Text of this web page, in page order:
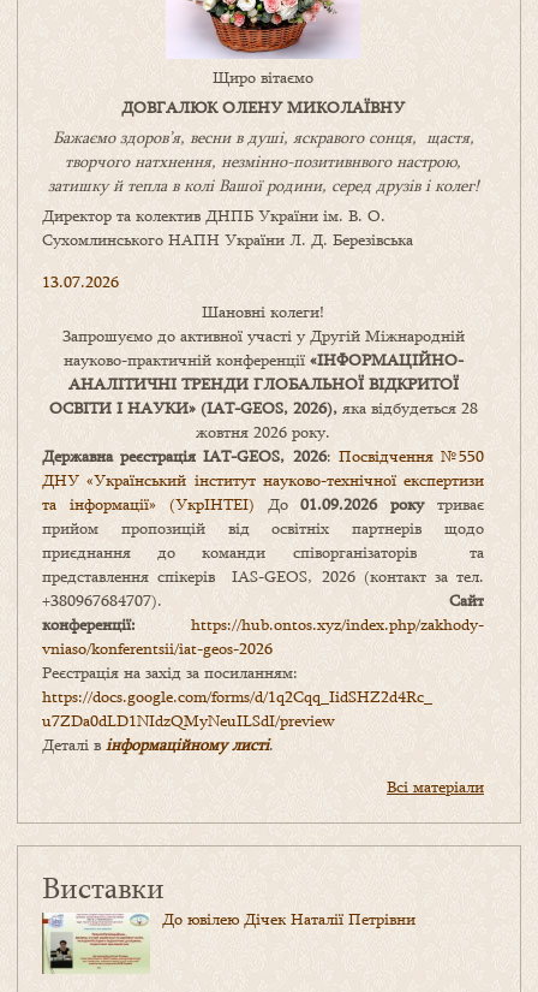
Щиро вітаємо
ДОВГАЛЮК ОЛЕНУ МИКОЛАЇВНУ
Бажаємо здоров’я, весни в душі, яскравого сонця, щастя,
творчого натхнення, незмінно-позитивнвого настрою,
затишкуйтепла в коліВашоїродини, серед друзів і колег!
Директор та колектив ДНПБ України ім. В. О.
Сухомлинського НАПН України Л. Д. Березівська
13.07.2026
Шановні колеги!
Запрошуємо до активної участі у Другій Міжнародній
науково-практичній конференції «ІНФОРМАЦІЙНО-
АНАЛІТИЧНІ ТРЕНДИ ГЛОБАЛЬНОЇ ВІДКРИТОЇ
ОСВІТИ І НАУКИ» (IAT-GEOS, 2026),яка відбудеться 28
жовтня 2026 року.
Державна реєстрація IAT-GEOS, 2026: Посвідчення №550
ДНУ «Український інститут науково-технічної експертизи
та інформації» (УкрІНТЕІ) До01.09.2026 рокутриває
прийом пропозицій від освітніх партнерів щодо
приєднання до команди співорганізаторів та
представлення спікерів IAS-GEOS, 2026 (контакт за тел.
+380967684707). Сайт
конференції: https://hub.ontos.xyz/index.php/zakhody-
vniaso/konferentsii/iat-geos-2026
Реєстрація на захід за посиланням:
https://docs.google.com/forms/d/1q2Cqq_IidSHZ2d4Rc_
u7ZDa0dLD1NIdzQMyNeuILSdI/preview
Деталі в інформаційному листі.
Всі матеріали
Виставки
До ювілею Дічек Наталії Петрівни